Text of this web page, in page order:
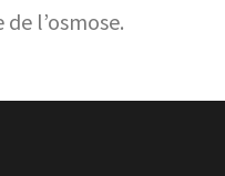
l’osmose.